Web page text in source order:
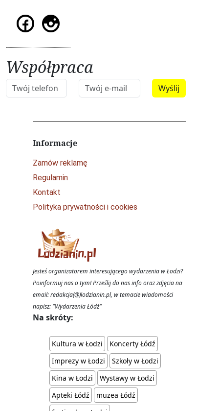
Współpraca
Informacje
Zamów reklamę
Regulamin
Kontakt
Polityka prywatności i cookies
Jesteś organizatorem interesującego wydarzenia w Łodzi?
Poinformuj nas o tym! Prześlij do nas info oraz zdjęcia na
email: redakcja(@)lodzianin.pl, w temacie wiadomości
napisz: "Wydarzenia Łódź"
Na skróty:
Kultura w Łodzi
Koncerty Łódź
Imprezy w Łodzi
Szkoły w Łodzi
Kina w Łodzi
Wystawy w Łodzi
Apteki Łódź
muzea Łódź